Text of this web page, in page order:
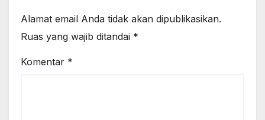
Alamat email Anda tidak akan dipublikasikan.
Ruas yang wajib ditandai *
Komentar *